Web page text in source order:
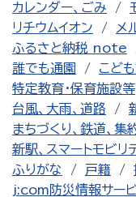
カレンダー、ごみ
リチウムイオン
メ
ふるさと納税 note
誰でも通園
こど
特定教育・保育施設等
台風、大雨、道路
まちづくり、鉄道、集
新駅、スマートモビリ
ふりがな
戸籍
j:com防災情報サー